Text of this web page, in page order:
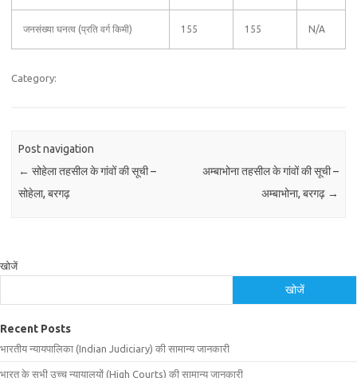
जनसंख्या घनत्व (प्रति वर्ग किमी) 155 155 N/A
Category:
Post navigation
← सोहेला तहसील के गांवों की सूची –
सोहेला, बरगढ़
अम्बाभोना तहसील के गांवों की सूची –
अम्बाभोना, बरगढ़ →
खोजें
खोजें
Recent Posts
भारतीय न्यायपालिका (Indian Judiciary) की सामान्य जानकारी
भारत के सभी उच्च न्यायालयों (High Courts) की सामान्य जानकारी